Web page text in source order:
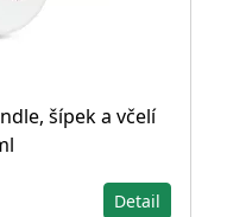
šípek a včelí
Detail